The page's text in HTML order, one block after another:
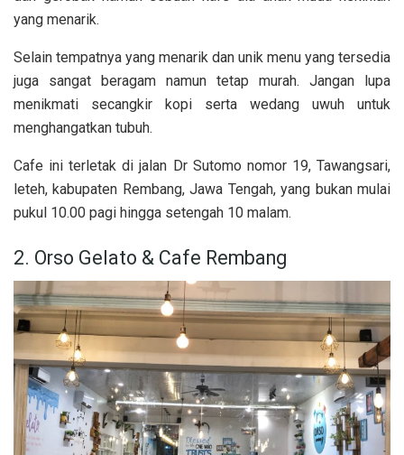
yang menarik.
Selain tempatnya yang menarik dan unik menu yang tersedia
juga sangat beragam namun tetap murah. Jangan lupa
menikmati secangkir kopi serta wedang uwuh untuk
menghangatkan tubuh.
Cafe ini terletak di jalan Dr Sutomo nomor 19, Tawangsari,
leteh, kabupaten Rembang, Jawa Tengah, yang bukan mulai
pukul 10.00 pagi hingga setengah 10 malam.
2. Orso Gelato & Cafe Rembang